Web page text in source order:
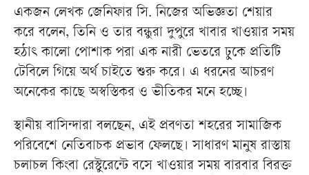
একজন লেখক জেনিফার সি. নিজের অভিজ্ঞতা শেয়ার
করে বলেন, তিনি ও তার বন্ধুরা দুপুরে খাবার খাওয়ার সময়
হঠাৎ কালো পোশাক পরা এক নারী ভেতরে ঢুকে প্রতিটি
টেবিলে গিয়ে অর্থ চাইতে শুরু করে। এ ধরনের আচরণ
অনেকের কাছে অস্বস্তিকর ও ভীতিকর মনে হচ্ছে।
স্থানীয় বাসিন্দারা বলছেন, এই প্রবণতা শহরের সামাজিক
পরিবেশে নেতিবাচক প্রভাব ফেলছে। সাধারণ মানুষ রাস্তায়
চলাচল কিংবা রেস্টুরেন্টে বসে খাওয়ার সময় বারবার বিরক্ত